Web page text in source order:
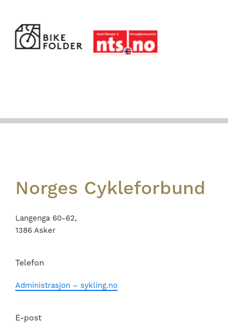
Footer
Norges Cykleforbund
Langenga 60-62,
1386 Asker
Telefon
Administrasjon – sykling.no
E-post